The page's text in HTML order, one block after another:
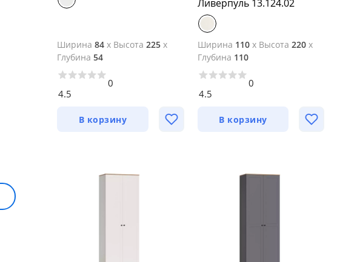
Ширина 84 x Высота 225 x
Глубина 54
4.5
0
В корзину
Ливерпуль 13.124.02
Ширина 110x Высота 220x
Глубина 110
4.5
0
В корзину